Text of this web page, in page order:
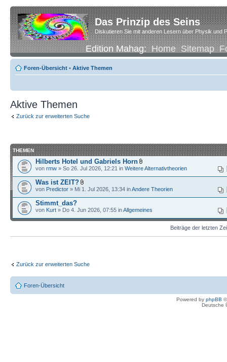
Das Prinzip des Seins
Diskutieren Sie mit anderen Lesern über Physik und
Edition Mahag:Home Sitemap
Foren-Übersicht • Aktive Themen
Aktive Themen
Zurück zur erweiterten Suche
THEMEN
Hilberts Hotel und Gabriels Horn
von rmw » So 26. Jul 2026, 12:21 in Weitere Alternativtheorien
Was ist ZEIT?
von Predictor » Mi 1. Jul 2026, 13:34 inAndere Theorien
Stimmt_das?
von Kurt » Do 4. Jun 2026, 07:55 inAllgemeines
Beiträge der letzten
Zurück zur erweiterten Suche
Foren-Übersicht
Powered by phpBB
Deutsche